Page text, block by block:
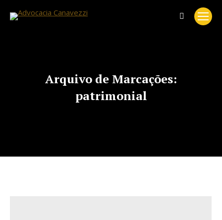
Search:
Arquivo de Marcações:
patrimonial